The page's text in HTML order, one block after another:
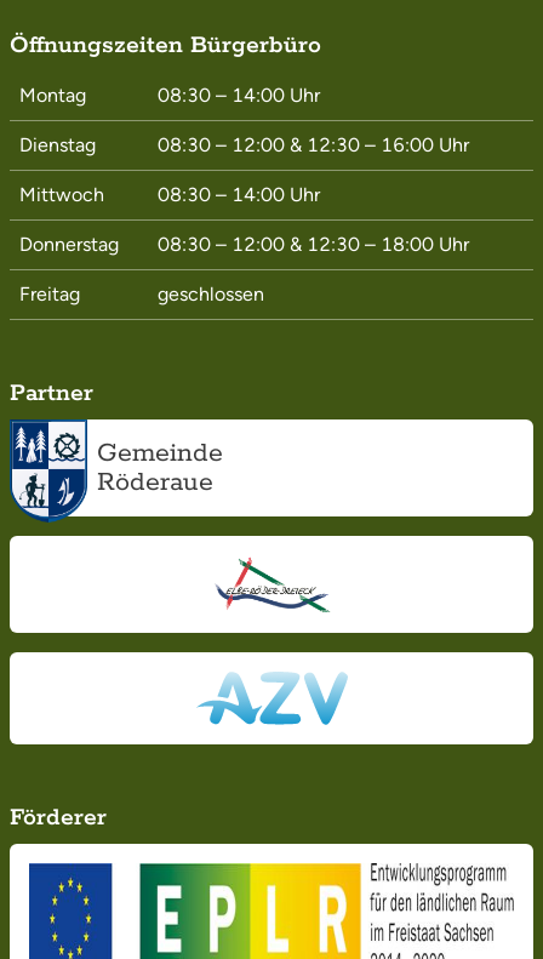
Öffnungszeiten Bürgerbüro
Montag 08:30 – 14:00 Uhr
Dienstag 08:30 – 12:00 & 12:30 – 16:00 Uhr
Mittwoch 08:30 – 14:00 Uhr
Donnerstag 08:30 – 12:00 & 12:30 – 18:00 Uhr
Freitag geschlossen
Partner
Gemeinde
Röderaue
Förderer